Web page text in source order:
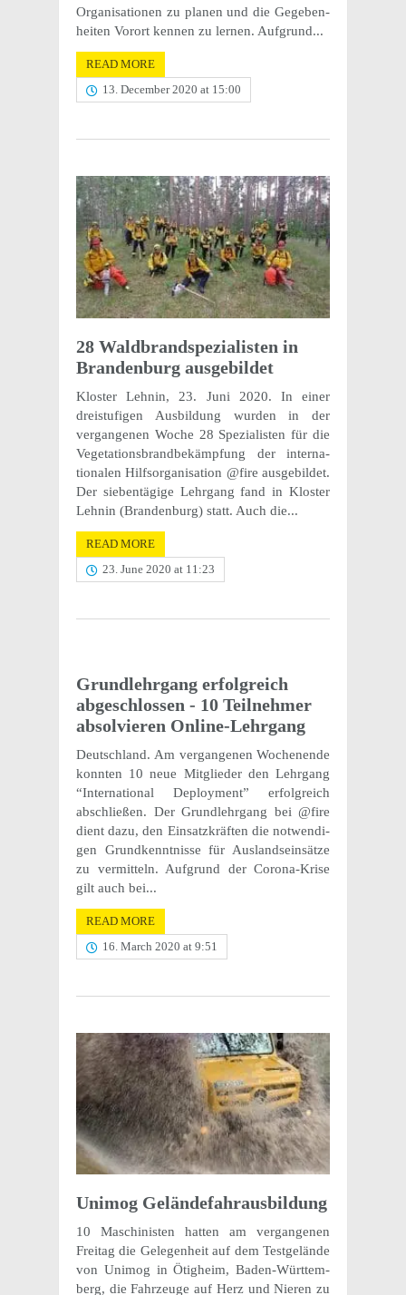
Organ­i­sa­tio­nen zu planen und die Gegeben­
heiten Vorort kennen zu lernen. Aufgrund...
READ MORE
13. December 2020 at 15:00
28 Wald­brand­spezial­is­ten in
Bran­den­burg ausgebildet
Kloster Lehnin, 23. Juni 2020. In einer
dreistu­fi­gen Ausbil­dung wurden in der
vergan­genen Woche 28 Spezial­is­ten für die
Vege­ta­tions­brand­bekämp­fung der inter­na­
tionalen Hilf­sor­gan­i­sa­tion @fire ausge­bildet.
Der sieben­tägige Lehrgang fand in Kloster
Lehnin (Bran­den­burg) statt. Auch die...
READ MORE
23. June 2020 at 11:23
Grundlehrgang erfol­gre­ich
abgeschlossen - 10 Teil­nehmer
absolvieren Online-Lehrgang
Deutsch­land. Am vergan­genen Woch­enende
konnten 10 neue Mitglieder den Lehrgang
“Inter­na­tional Deploy­ment” erfol­gre­ich
abschließen. Der Grundlehrgang bei @fire
dient dazu, den Einsatzkräften die notwendi­
gen Grund­ken­nt­nisse für Ausland­sein­sätze
zu vermitteln. Aufgrund der Corona-Krise
gilt auch bei...
READ MORE
16. March 2020 at 9:51
Unimog Gelän­de­fahraus­bil­dung
10 Maschin­is­ten hatten am vergan­genen
Freitag die Gele­gen­heit auf dem Test­gelände
von Unimog in Ötigheim, Baden-Würt­tem­
berg, die Fahrzeuge auf Herz und Nieren zu